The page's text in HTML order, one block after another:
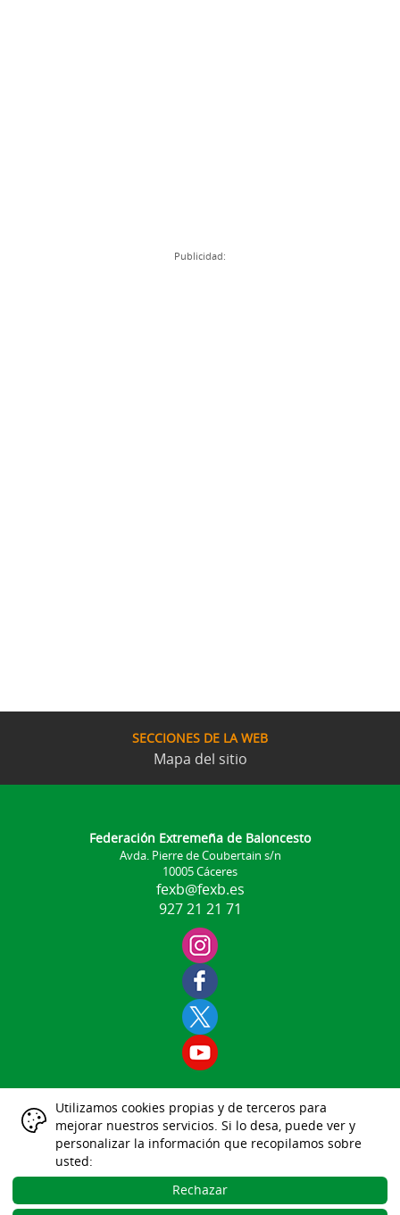
Publicidad:
SECCIONES DE LA WEB
Mapa del sitio
Federación Extremeña de Baloncesto
Avda. Pierre de Coubertain s/n
10005 Cáceres
fexb@fexb.es
927 21 21 71
Aviso Legal
|
Datos Identificativos
||
Política de Cookies
|
Gestión de las Cookies
|
Utilizamos cookies propias y de terceros para
mejorar nuestros servicios. Si lo desa, puede ver y
personalizar la información que recopilamos sobre
usted:
Rechazar